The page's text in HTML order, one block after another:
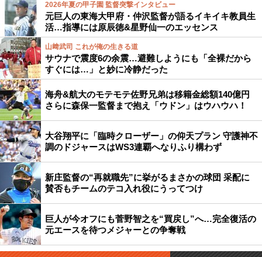
2026年夏の甲子園 監督突撃インタビュー
元巨人の東海大甲府・仲沢監督が語るイキイキ教員生
活…指導には原辰徳&星野仙一のエッセンス
山﨑武司 これが俺の生きる道
サウナで震度6の余震…避難しようにも「全裸だから
すぐには…」と妙に冷静だった
海舟&航大のモテモテ佐野兄弟は移籍金総額140億円
さらに森保一監督まで抱え「ウドン」はウハウハ！
大谷翔平に「臨時クローザー」の仰天プラン 守護神不
調のドジャースはWS3連覇へなりふり構わず
新庄監督の“再就職先”に挙がるまさかの球団 采配に
賛否もチームのテコ入れ役にうってつけ
巨人が今オフにも菅野智之を“買戻し”へ…完全復活の
元エースを待つメジャーとの争奪戦